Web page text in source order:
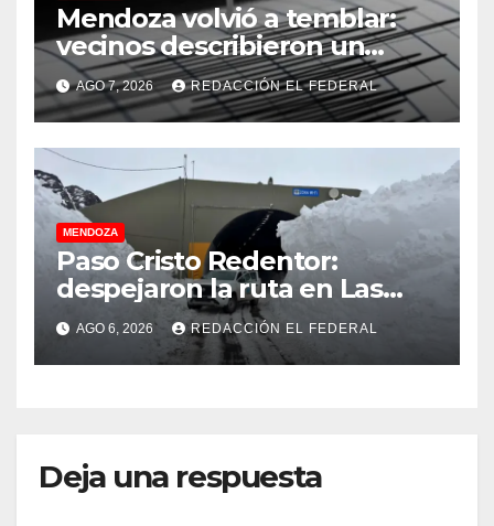
Mendoza volvió a temblar:
vecinos describieron un
“sacudón” acompañado por
un fuerte estruendo
AGO 7, 2026 REDACCIÓN EL FEDERAL
MENDOZA
Paso Cristo Redentor:
despejaron la ruta en Las
Cuevas antes de otro
temporal con unos 1.500
camiones varados
AGO 6, 2026 REDACCIÓN EL FEDERAL
Deja una respuesta